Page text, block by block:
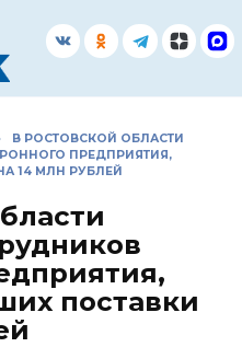
В РОСТОВСКОЙ ОБЛАСТИ
ПРЕДПРИЯТИЯ,
14 МЛН РУБЛЕЙ
поставки